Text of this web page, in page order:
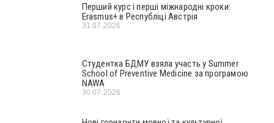
Перший курс і перші міжнародні кроки:
Erasmus+ в Республіці Австрія
31.07.2026
Студентка БДМУ взяла участь у Summer
School of Preventive Medicine за програмою
NAWA
30.07.2026